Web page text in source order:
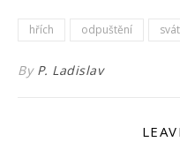
hřích odpuštění
By P. Ladislav